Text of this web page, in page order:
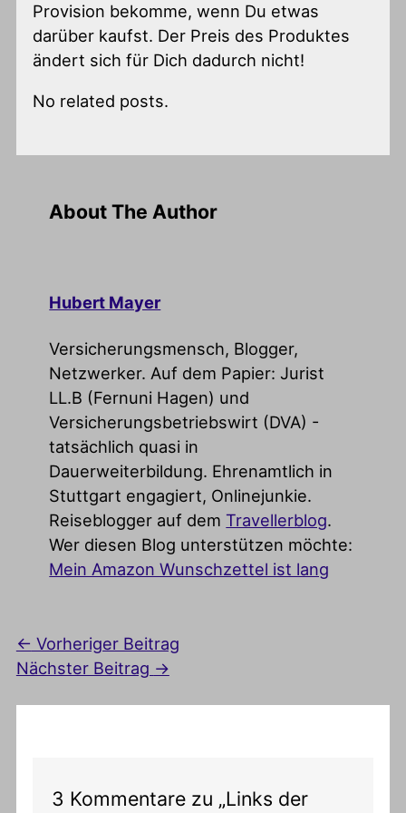
Provision bekomme, wenn Du etwas
darüber kaufst. Der Preis des Produktes
ändert sich für Dich dadurch nicht!
No related posts.
About The Author
Hubert Mayer
Versicherungsmensch, Blogger,
Netzwerker. Auf dem Papier: Jurist
LL.B (Fernuni Hagen) und
Versicherungsbetriebswirt (DVA) -
tatsächlich quasi in
Dauerweiterbildung. Ehrenamtlich in
Stuttgart engagiert, Onlinejunkie.
Reiseblogger auf dem Travellerblog.
Wer diesen Blog unterstützen möchte:
Mein Amazon Wunschzettel ist lang
← Vorheriger Beitrag
Nächster Beitrag →
3 Kommentare zu „Links der